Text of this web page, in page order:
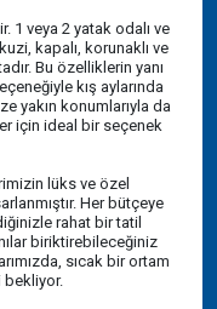
1 veya 2 yatak odalı ve
kapalı, korunaklı ve
Bu özelliklerin yanı
kış aylarında
yakın konumlarıyla da
için ideal bir seçenek
lüks ve özel
Her bütçeye
rahat bir tatil
biriktirebileceğiniz
sıcak bir ortam
bekliyor.